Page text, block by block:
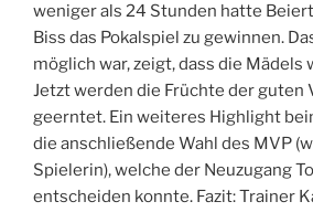
weniger als 24 Stunden hatte
Biss das Pokalspiel zu gewinnen.
möglich war, zeigt, dass die
Jetzt werden die Früchte der guten
geerntet. Ein weiteres Highlight
die anschließende Wahl des MVP
Spielerin), welche der Neuzugang
entscheiden konnte. Fazit: Trainer